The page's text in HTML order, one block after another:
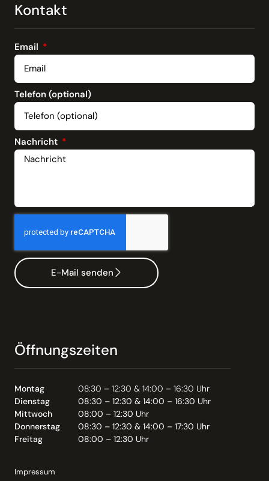
Kontakt
Email
Telefon (optional)
Nachricht
E-Mail senden
Öffnungszeiten
Montag
08:30 – 12:30 & 14:00 – 16:30 Uhr
Dienstag
08:30 – 12:30 & 14:00 – 16:30 Uhr
Mittwoch
08:00 – 12:30 Uhr
Donnerstag
08:30 – 12:30 & 14:00 – 17:30 Uhr
Freitag
08:00 – 12:30 Uhr
Impressum